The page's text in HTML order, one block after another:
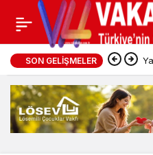
SON GELIŞMELER